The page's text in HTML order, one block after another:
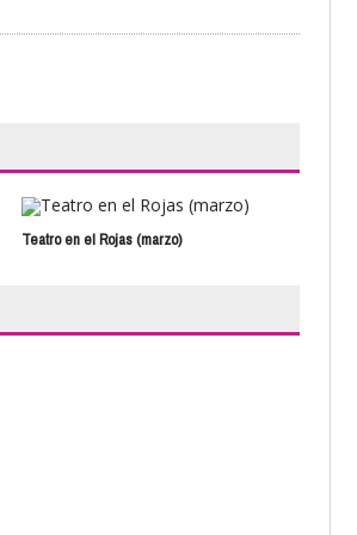
Teatro en el Rojas (marzo)